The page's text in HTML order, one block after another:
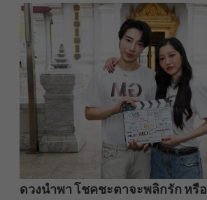
ดวงนำพา โชคชะตาจะพลิกรัก หรือ